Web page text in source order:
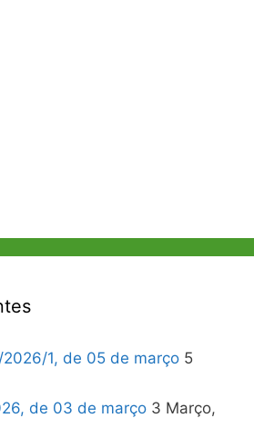
1, de 05 de março 5
de 03 de março 3 Março,